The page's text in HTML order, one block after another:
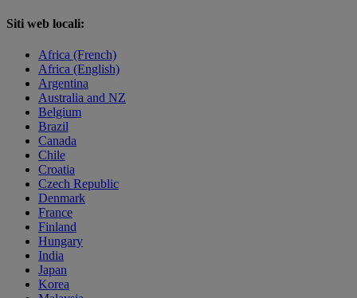
Siti web locali:
Africa (French)
Africa (English)
Argentina
Australia and NZ
Belgium
Brazil
Canada
Chile
Croatia
Czech Republic
Denmark
France
Finland
Hungary
India
Japan
Korea